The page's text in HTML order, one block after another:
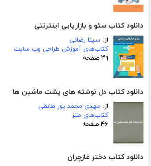
دانلود کتاب سئو و بازاریابی اینترنتی
از: سینا رضائی
کتاب‌های آموزش طراحی وب سایت
۳۹ صفحه
دانلود کتاب دل نوشته های پشت ماشین ها
از: مهدی محمد پور طابقی
کتاب‌های طنز
۴۶ صفحه
دانلود کتاب دختر غازچران